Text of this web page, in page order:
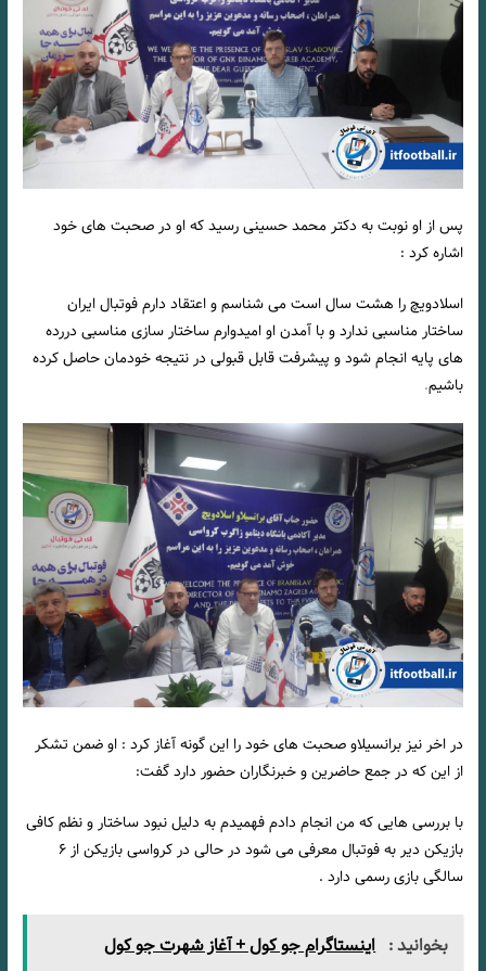
پس از او نوبت به دکتر محمد حسینی رسید که او در صحبت های خود
اشاره کرد :
اسلادویچ را هشت سال است می شناسم و اعتقاد دارم فوتبال ایران
ساختار مناسبی ندارد و با آمدن او امیدوارم ساختار سازی مناسبی دررده
های پایه انجام شود و پیشرفت قابل قبولی در نتیجه خودمان حاصل کرده
باشیم.
در اخر نیز برانسیلاو صحبت های خود را این گونه آغاز کرد : او ضمن تشکر
از این که در جمع حاضرین و خبرنگاران حضور دارد گفت:
با بررسی هایی که من انجام دادم فهمیدم به دلیل نبود ساختار و نظم کافی
بازیکن دیر به فوتبال معرفی می شود در حالی در کرواسی بازیکن از ۶
سالگی بازی رسمی دارد .
بخوانید : اینستاگرام جو کول + آغاز شهرت جو کول